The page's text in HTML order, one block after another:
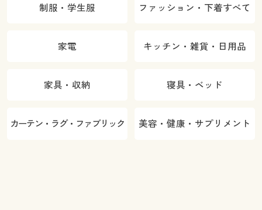
制服・学生服 ファッション・下着すべて
家電 キッチン・雑貨・日用品
家具・収納 寝具・ベッド
カーテン・ラグ・ファブリック 美容・健康・サプリメント